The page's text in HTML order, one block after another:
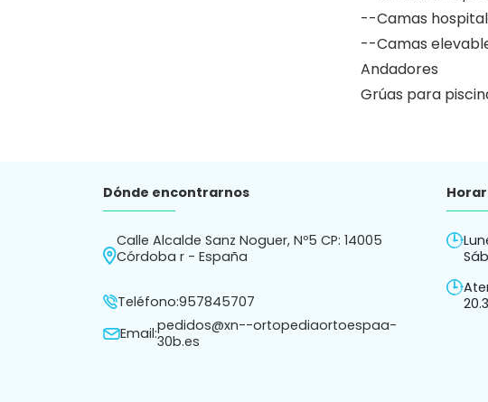
--Camas
--Camas
Andadores
Grúas para
Dónde encontrarnos
Calle Alcalde Sanz Noguer, Nº5 CP: 14005
Córdoba r - España
Teléfono:957845707
Email:pedidos@xn--ortopediaortoespaa-
30b.es